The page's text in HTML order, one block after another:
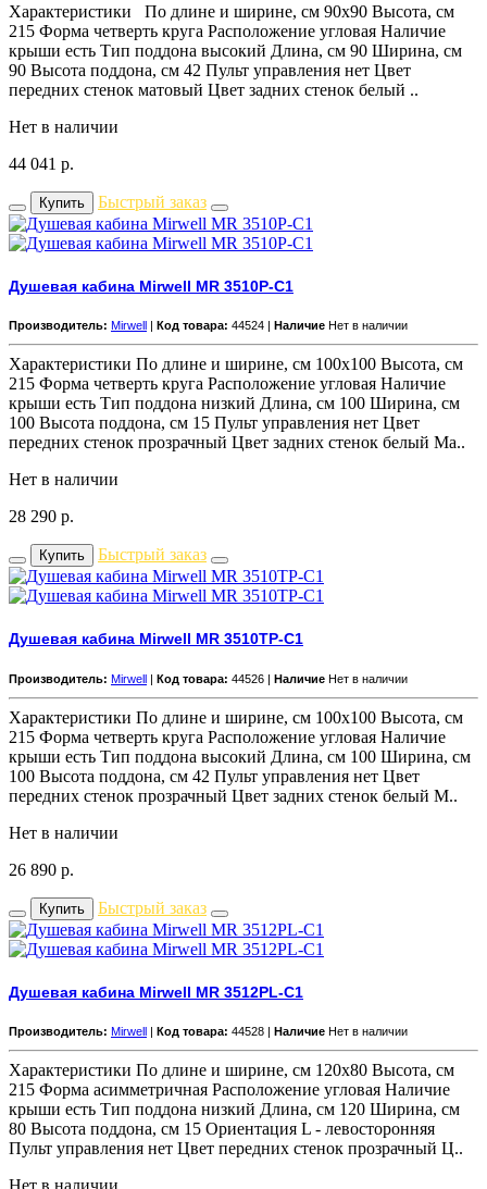
Характеристики По длине и ширине, см 90x90 Высота, см
215 Форма четверть круга Расположение угловая Наличие
крыши есть Тип поддона высокий Длина, см 90 Ширина, см
90 Высота поддона, см 42 Пульт управления нет Цвет
передних стенок матовый Цвет задних стенок белый ..
Нет в наличии
44 041 р.
Купить Быстрый заказ
Душевая кабина Mirwell MR 3510P-C1
Производитель: Mirwell Код товара: 44524 | Наличие Нет в наличии
Характеристики По длине и ширине, см 100x100 Высота, см
215 Форма четверть круга Расположение угловая Наличие
крыши есть Тип поддона низкий Длина, см 100 Ширина, см
100 Высота поддона, см 15 Пульт управления нет Цвет
передних стенок прозрачный Цвет задних стенок белый Ма..
Нет в наличии
28 290 р.
Купить Быстрый заказ
Душевая кабина Mirwell MR 3510TP-C1
Производитель: Mirwell | Код товара: 44526 | Наличие Нет в наличии
Характеристики По длине и ширине, см 100x100 Высота, см
215 Форма четверть круга Расположение угловая Наличие
крыши есть Тип поддона высокий Длина, см 100 Ширина, см
100 Высота поддона, см 42 Пульт управления нет Цвет
передних стенок прозрачный Цвет задних стенок белый М..
Нет в наличии
26 890 р.
Купить Быстрый заказ
Душевая кабина Mirwell MR 3512PL-C1
Производитель: Mirwell Код товара: 44528 | Наличие Нет в наличии
Характеристики По длине и ширине, см 120x80 Высота, см
215 Форма асимметричная Расположение угловая Наличие
крыши есть Тип поддона низкий Длина, см 120 Ширина, см
80 Высота поддона, см 15 Ориентация L - левосторонняя
Пульт управления нет Цвет передних стенок прозрачный Ц..